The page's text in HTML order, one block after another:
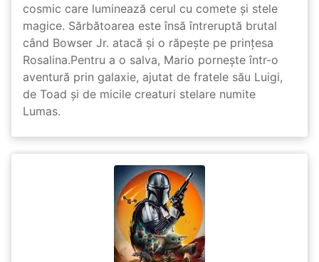
cosmic care luminează cerul cu comete și stele
magice. Sărbătoarea este însă întreruptă brutal
când Bowser Jr. atacă și o răpește pe prinţesa
Rosalina.Pentru a o salva, Mario pornește într-o
aventură prin galaxie, ajutat de fratele său Luigi,
de Toad și de micile creaturi stelare numite
Lumas.